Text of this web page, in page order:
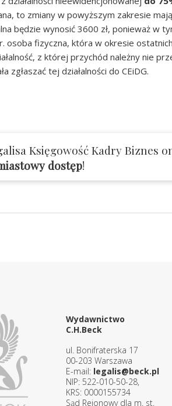
to zmiany w powyższym zakresie
będzie wynosić 3600 zł, ponieważ w
osoba fizyczna, która w okresie
z której przychód należny nie
zgłaszać tej działalności do CEiDG.
Księgowość Kadry Biznes
dostęp!
Wydawnictwo
C.H.Beck
ul. Bonifraterska 17
00-203 Warszawa
E-mail: legalis@beck.pl
NIP: 522-010-50-28,
KRS: 0000155734
Sąd Rejonowy dla m. st.